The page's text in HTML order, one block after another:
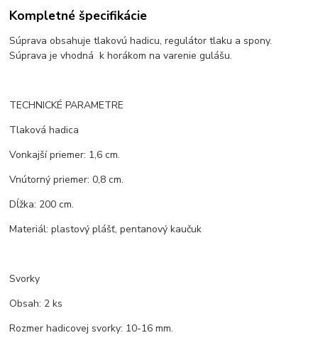
Kompletné špecifikácie
Súprava obsahuje tlakovú hadicu, regulátor tlaku a spony.
Súprava je vhodná k horákom na varenie gulášu.
TECHNICKÉ PARAMETRE
Tlaková hadica
Vonkajší priemer: 1,6 cm.
Vnútorný priemer: 0,8 cm.
Dĺžka: 200 cm.
Materiál: plastový plášť, pentanový kaučuk
Svorky
Obsah: 2 ks
Rozmer hadicovej svorky: 10-16 mm.